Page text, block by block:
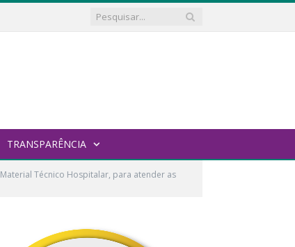
TRANSPARÊNCIA
Material Técnico Hospitalar, para atender as